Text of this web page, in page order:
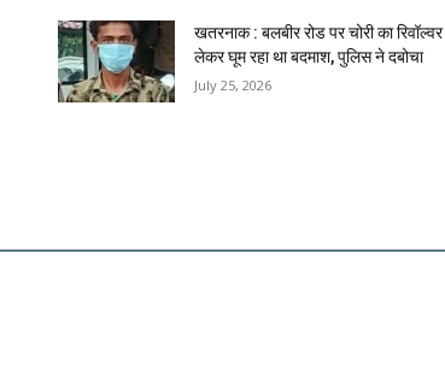
खतरनाक : बलबीर रोड पर चोरी का रिवॉल्वर
लेकर घूम रहा था बदमाश, पुलिस ने दबोचा
July 25, 2026